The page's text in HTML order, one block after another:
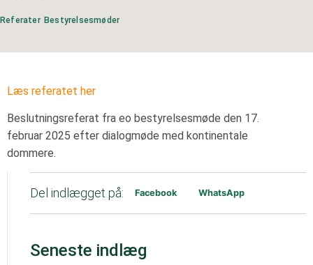
Referater Bestyrelsesmøder
Del indlægget på: Facebook WhatsApp
Seneste indlæg
Læs referatet her
Beslutningsreferat fra eo bestyrelsesmøde den 17.
februar 2025 efter dialogmøde med kontinentale
dommere.